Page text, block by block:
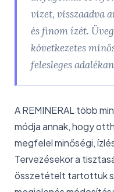
vizet, visszaadva
és finom ízét.
következetes
felesleges
A REMINERAL több
módja annak, hogy
megfelel minőségi,
Tervezésekor a
összetételt tartottuk